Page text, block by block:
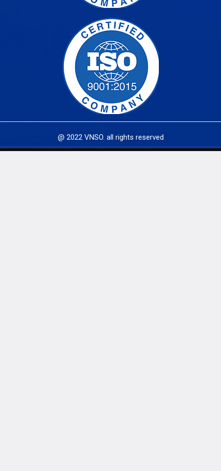
@ 2022 VNSO. all rights reserved